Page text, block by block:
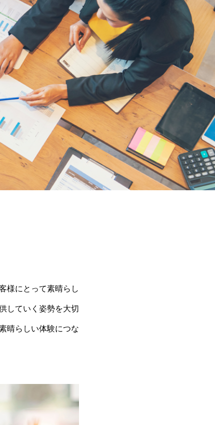
様にとって素晴らし
していく姿勢を⼤切
晴らしい体験につな